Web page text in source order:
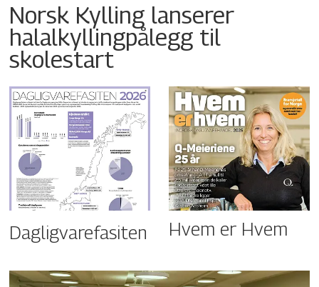
Norsk Kylling lanserer
halalkyllingpålegg til
skolestart
Dagligvarefasiten Hvem er Hvem